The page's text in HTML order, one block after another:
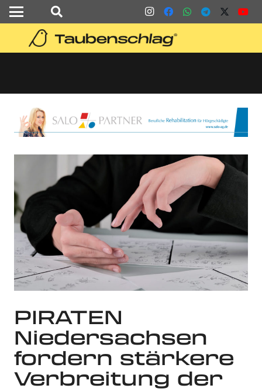
PIRATEN
Niedersachsen
fordern stärkere
Verbreitung der